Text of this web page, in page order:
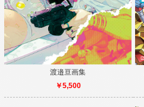
渡邉亘画集
￥5,500